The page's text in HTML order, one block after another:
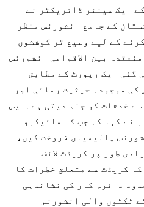
ایک سینئر ڈائریکٹر نے
کے جامع انشورنس منظر
کے لیے وسیع تر کوششوں
بین الاقوامی انشورنس
گئی ایک رپورٹ کے مطابق
کی موجودہ حیثیت رسائی اور
خدشات کو جنم دیتی ہے۔ایس
نے کہا کہ جب کہ مائیکرو
پالیسیاں فروخت کیں،
طور پر کریڈٹ لائف
کریڈٹ سے متعلق خطرات کا
دائرہ کار کی نشاندہی
ٹکٹوں والی انشورنس